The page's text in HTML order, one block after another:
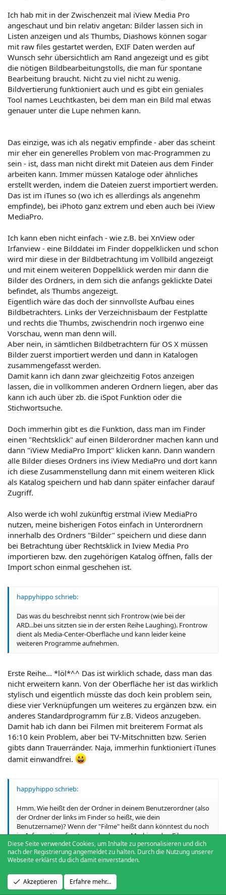
Ich hab mit in der Zwischenzeit mal iView Media Pro
angeschaut und bin relativ angetan: Bilder lassen sich in
Listen anzeigen und als Thumbs, Diashows können sogar
mit raw files gestartet werden, EXIF Daten werden auf
Wunsch sehr übersichtlich am Rand angezeigt und es gibt
die nötigen Bildbearbeitungstolls, die man für spontane
Bearbeitung braucht. Nicht zu viel nicht zu wenig.
Bildvertierung funktioniert auch und es gibt ein geniales
Tool names Leuchtkasten, bei dem man ein Bild mal etwas
genauer unter die Lupe nehmen kann.
Das einzige, was ich als negativ empfinde - aber das scheint
mir eher ein generelles Problem von mac-Programmen zu
sein - ist, dass man nicht direkt mit Dateien aus dem Finder
arbeiten kann. Immer müssen Kataloge oder ähnliches
erstellt werden, indem die Dateien zuerst importiert werden.
Das ist im iTunes so (wo ich es allerdings als angenehm
empfinde), bei iPhoto ganz extrem und eben auch bei iView
MediaPro.
Ich kann eben nicht einfach - wie z.B. bei XnView oder
Irfanview - eine Bilddatei im Finder doppelklicken und schon
wird mir diese in der Bildbetrachtung im Vollbild angezeigt
und mit einem weiteren Doppelklick werden mir dann die
Bilder des Ordners, in dem sich die anfangs geklickte Datei
befindet, als Thumbs angezeigt.
Eigentlich wäre das doch der sinnvollste Aufbau eines
Bildbetrachters. Links der Verzeichnisbaum der Festplatte
und rechts die Thumbs, zwischendrin noch irgenwo eine
Vorschau, wenn man denn will.
Aber nein, in sämtlichen Bildbetrachtern für OS X müssen
Bilder zuerst importiert werden und dann in Katalogen
zusammengefasst werden.
Damit kann ich dann zwar gleichzeitig Fotos anzeigen
lassen, die in vollkommen anderen Ordnern liegen, aber das
kann ich auch über zb. die iSpot Funktion oder die
Stichwortsuche.
Doch immerhin gibt es die Funktion, dass man im Finder
einen "Rechtsklick" auf einen Bilderordner machen kann und
dann "iView MediaPro Import" klicken kann. Dann wandern
alle Bilder dieses Ordners ins iView MediaPro und dort kann
ich diese Zusammenstellung dann mit einem weiteren Klick
als Katalog speichern und hab dann später einfacher darauf
Zugriff.
Also werde ich wohl zukünftig erstmal iView MediaPro
nutzen, meine bisherigen Fotos einfach in Unterordnern
innerhalb des Ordners "Bilder" speichern und diese dann
bei Betrachtung über Rechtsklick in Iview Media Pro
importieren bzw. den zugehörigen Katalog öffnen, falls der
Import schon einmal geschehen ist.
happyhippo schrieb:
Das was du beschreibst nennt sich Frontrow (wie bei der
ARD...bei uns sitzten sie in der ersten Reihe Laughing). Frontrow
dient als Media-Center-Oberfläche und kann leider keine
weiteren Programme aufnehmen.
Erste Reihe... *löl*^^ Das ist wirklich schade, dass man das
nicht erweitern kann. Von der Oberfläche her ist das wirklich
stylisch und eigentlich müsste das doch kein problem sein,
diese vier Verknüpfungen um weiteres zu ergänzen bzw. ein
anderes Standardprogramm für z.B. Videos anzugeben.
Damit hab ich dann bei Filmen mit breiterem Format als
16:10 kein Problem, aber bei TV-Mitschnitten bzw. Serien
gibts dann Trauerränder. Naja, immerhin funktioniert iTunes
damit einwandfrei.
happyhippo schrieb:
Hmm. Wie heißt den der Ordner in deinem Benutzerordner (also
der Ordner der links im Finder so heißt, wie dein
Benutzername)? Wenn der "Filme" heißt dann könntest du noch
im Informationsfenster nachschauen. Markiere den Filme-
Ordner und drücke Apfel+I bzw. Ablage->Information... und
schau im Aufklappmenue "Name&Suffix" wie der Ordner heißt.
Er sollte "Movies" (ja, englisch ist schon richtig!) heißen.
Das war ein guter Tipp, jetzt werden die Filmdateien unter
Diese Seite verwendet Cookies, um Inhalte zu personalisieren und dich
nach der Registrierung angemeldet zu halten. Durch die Nutzung unserer
Webseite erklärst du dich damit einverstanden.
Akzeptieren Erfahre mehr…